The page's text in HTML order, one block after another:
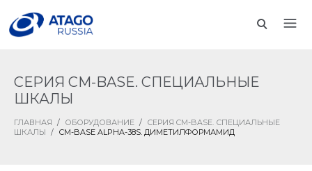
СЕРИЯ CM-BASE. СПЕЦИАЛЬНЫЕ
ШКАЛЫ
ГЛАВНАЯ / ОБОРУДОВАНИЕ / СЕРИЯ CM-BASE. СПЕЦИАЛЬНЫЕ
ШКАЛЫ / СM-BASE ALPHA-38S. ДИМЕТИЛФОРМАМИД